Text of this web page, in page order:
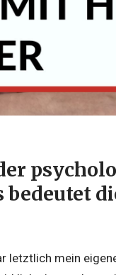
letztlich mein